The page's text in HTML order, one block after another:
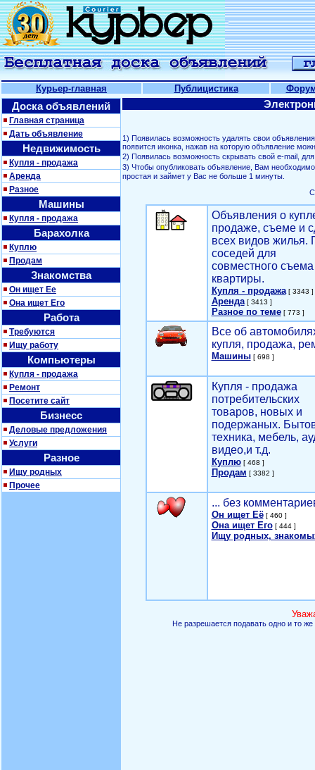
Курьер-главная Публицистика
Доска объявлений
Главная страница
Дать объявление
Недвижимость
Купля - продажа
Аренда
Разное
Машины
Купля - продажа
Барахолка
Куплю
Продам
Знакомства
Он ищет Ее
Она ищет Его
Работа
Требуются
Ищу работу
Компьютеры
Купля - продажа
Ремонт
Посетите сайт
Бизнесс
Деловые предложения
Услуги
Разное
Ищу родных
Прочее
1) Появилась возможность удалять свои
появится иконка, нажав на которую объявление
2) Появилась возможность скрывать свой е-mail,
3) Чтобы опубликовать объявление, Вам
простая и займет у Вас не больше 1 минуты.
Объявления о
продаже, съеме и
всех видов жилья.
соседей для
совместного съема
квартиры.
Купля - продажа[ 3343 ]
Аренда[ 3413 ]
Разное по теме[ 773 ]
Все об
купля, продажа,
Машины[ 698 ]
Купля - продажа
потребительских
товаров, новых и
подержаных.
техника, мебель,
видео,и т.д.
Куплю[ 468 ]
Продам [ 3382 ]
... без
Он ищет Её[ 460 ]
Она ищет Его[ 444 ]
Ищу родных,
Не разрешается подавать одно и то